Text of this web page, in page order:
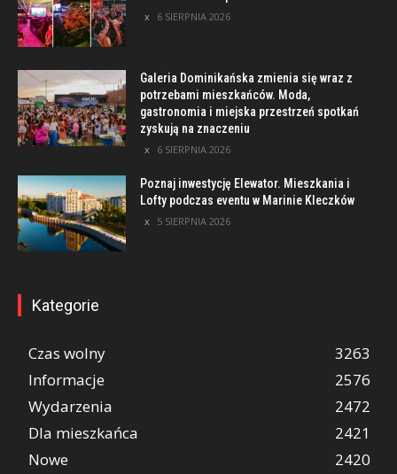
6 SIERPNIA 2026
Galeria Dominikańska zmienia się wraz z
potrzebami mieszkańców. Moda,
gastronomia i miejska przestrzeń spotkań
zyskują na znaczeniu
6 SIERPNIA 2026
Poznaj inwestycję Elewator. Mieszkania i
Lofty podczas eventu w Marinie Kleczków
5 SIERPNIA 2026
Kategorie
Czas wolny
3263
Informacje
2576
Wydarzenia
2472
Dla mieszkańca
2421
Nowe
2420